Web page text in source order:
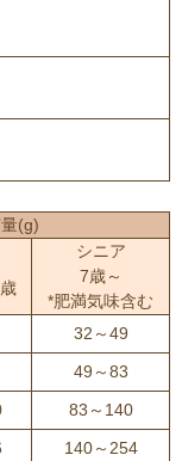
(g)
シニア
7歳～
*肥満気味含む
32～49
49～83
83～140
140～254